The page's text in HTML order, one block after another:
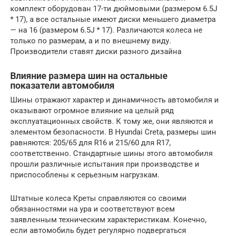
комплект оборудован 17-ти дюймовыми (размером 6.5J
* 17), а все остальные имеют диски меньшего диаметра
— на 16 (размером 6.5J * 17). Различаются колеса не
только по размерам, а и по внешнему виду.
Производители ставят диски разного дизайна
Влияние размера шин на остальные
показатели автомобиля
Шины отражают характер и динамичность автомобиля и
оказывают огромное влияние на целый ряд
эксплуатационных свойств. К тому же, они являются и
элементом безопасности. В Hyundai Creta, размеры шин
равняются: 205/65 для R16 и 215/60 для R17,
соответственно. Стандартные шины этого автомобиля
прошли различные испытания при производстве и
приспособлены к серьезным нагрузкам.
Штатные колеса Креты справляются со своими
обязанностями на ура и соответствуют всем
заявленным техническим характеристикам. Конечно,
если автомобиль будет регулярно подвергаться